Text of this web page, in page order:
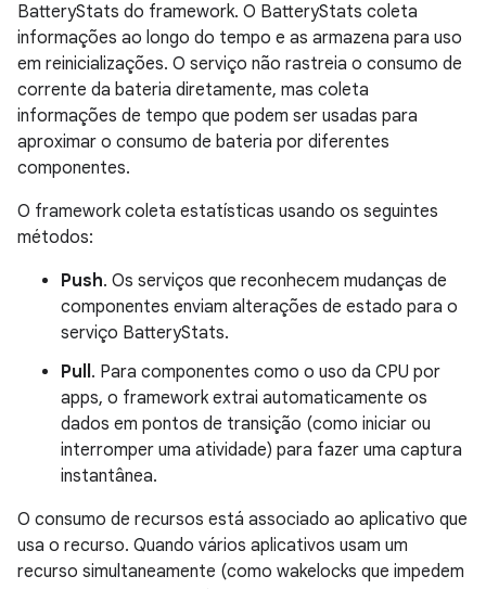
BatteryStats do framework. O BatteryStats coleta
informações ao longo do tempo e as armazena para uso
em reinicializações. O serviço não rastreia o consumo de
corrente da bateria diretamente, mas coleta
informações de tempo que podem ser usadas para
aproximar o consumo de bateria por diferentes
componentes.
O framework coleta estatísticas usando os seguintes
métodos:
Push. Os serviços que reconhecem mudanças de
componentes enviam alterações de estado para o
serviço BatteryStats.
Pull. Para componentes como o uso da CPU por
apps, o framework extrai automaticamente os
dados em pontos de transição (como iniciar ou
interromper uma atividade) para fazer uma captura
instantânea.
O consumo de recursos está associado ao aplicativo que
usa o recurso. Quando vários aplicativos usam um
recurso simultaneamente (como wakelocks que impedem